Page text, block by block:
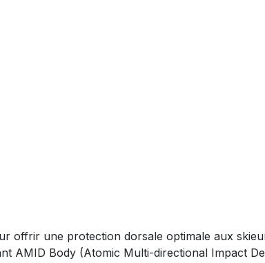
offrir une protection dorsale optimale aux
AMID Body (Atomic Multi-directional Impact